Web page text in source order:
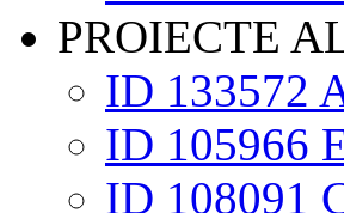
PROIECTE
ID 133572
ID 105966
ID 108091